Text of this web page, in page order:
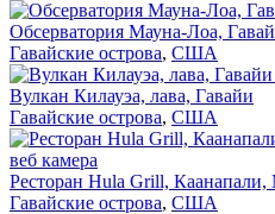
Обсерватория Мауна-Лоа,
Гавайские острова, США
Вулкан Килауэа, лава, Гавайи
Гавайские острова, США
Ресторан Hula Grill, Каанапали,
Гавайские острова, США